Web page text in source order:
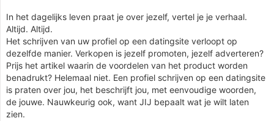
In het dagelijks leven praat je over jezelf, vertel je je verhaal.
Altijd. Altijd.
Het schrijven van uw profiel op een datingsite verloopt op
dezelfde manier. Verkopen is jezelf promoten, jezelf adverteren?
Prijs het artikel waarin de voordelen van het product worden
benadrukt? Helemaal niet. Een profiel schrijven op een datingsite
is praten over jou, het beschrijft jou, met eenvoudige woorden,
de jouwe. Nauwkeurig ook, want JIJ bepaalt wat je wilt laten
zien.